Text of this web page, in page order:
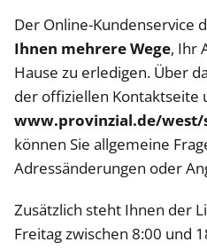
Der Online-Kundenservice
Ihnen mehrere Wege, Ihr
Hause zu erledigen. Über
der offiziellen Kontaktseite
www.provinzial.de/
können Sie allgemeine
Adressänderungen oder
Zusätzlich steht Ihnen der
Freitag zwischen 8:00 und